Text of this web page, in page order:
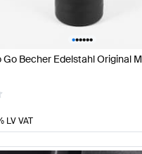
••••••
Go Becher Edelstahl Original
LV VAT